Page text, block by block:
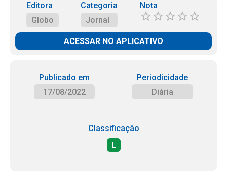
Editora
Globo
Categoria
Jornal
Nota
ACESSAR NO APLICATIVO
Publicado em
17/08/2022
Periodicidade
Diária
Classificação
L